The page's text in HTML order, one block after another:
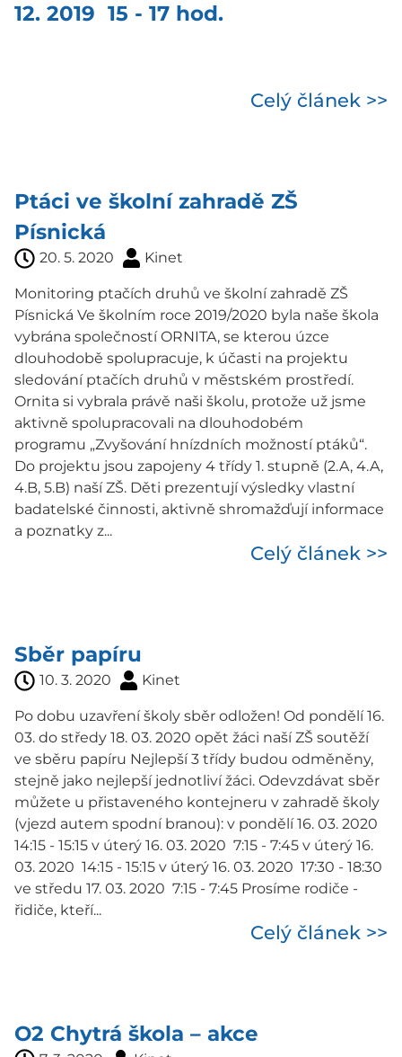
12. 2019 15 - 17 hod.
Celý článek >>
Ptáci ve školní zahradě ZŠ
Písnická
20. 5. 2020 Kinet
Monitoring ptačích druhů ve školní zahradě ZŠ
Písnická Ve školním roce 2019/2020 byla naše škola
vybrána společností ORNITA, se kterou úzce
dlouhodobě spolupracuje, k účasti na projektu
sledování ptačích druhů v městském prostředí.
Ornita si vybrala právě naši školu, protože už jsme
aktivně spolupracovali na dlouhodobém
programu „Zvyšování hnízdních možností ptáků“.
Do projektu jsou zapojeny 4 třídy 1. stupně (2.A, 4.A,
4.B, 5.B) naší ZŠ. Děti prezentují výsledky vlastní
badatelské činnosti, aktivně shromažďují informace
a poznatky z...
Celý článek >>
Sběr papíru
10. 3. 2020 Kinet
Po dobu uzavření školy sběr odložen! Od pondělí 16.
03. do středy 18. 03. 2020 opět žáci naší ZŠ soutěží
ve sběru papíru Nejlepší 3 třídy budou odměněny,
stejně jako nejlepší jednotliví žáci. Odevzdávat sběr
můžete u přistaveného kontejneru v zahradě školy
(vjezd autem spodní branou): v pondělí 16. 03. 2020
14:15 - 15:15 v úterý 16. 03. 2020 7:15 - 7:45 v úterý 16.
03. 2020 14:15 - 15:15 v úterý 16. 03. 2020 17:30 - 18:30
ve středu 17. 03. 2020 7:15 - 7:45 Prosíme rodiče -
řidiče, kteří...
Celý článek >>
O2 Chytrá škola – akce